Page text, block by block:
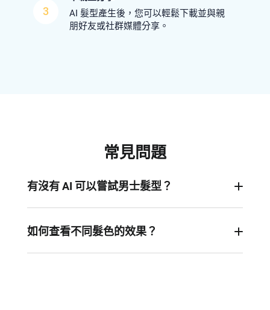
3
AI 髮型產生後，您可以輕鬆下載並與親
朋好友或社群媒體分享。
常見問題
有沒有 AI 可以嘗試男士髮型？
為男士提供了一種輕鬆嘗試不同髮型的方法。
如何查看不同髮色的效果？